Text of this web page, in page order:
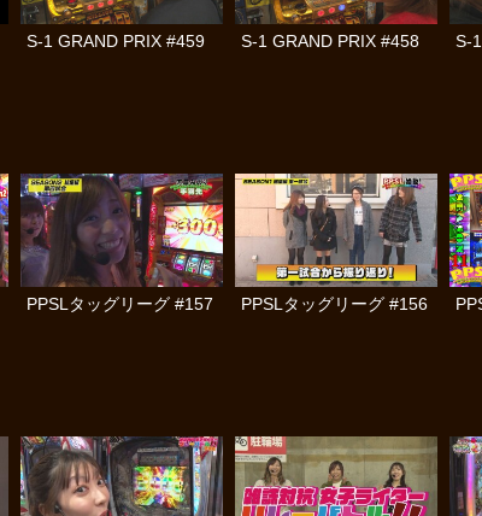
S-1 GRAND PRIX #459 S-1 GRAND PRIX #458 S-
PPSLタッグリーグ #157 PPSLタッグリーグ #156